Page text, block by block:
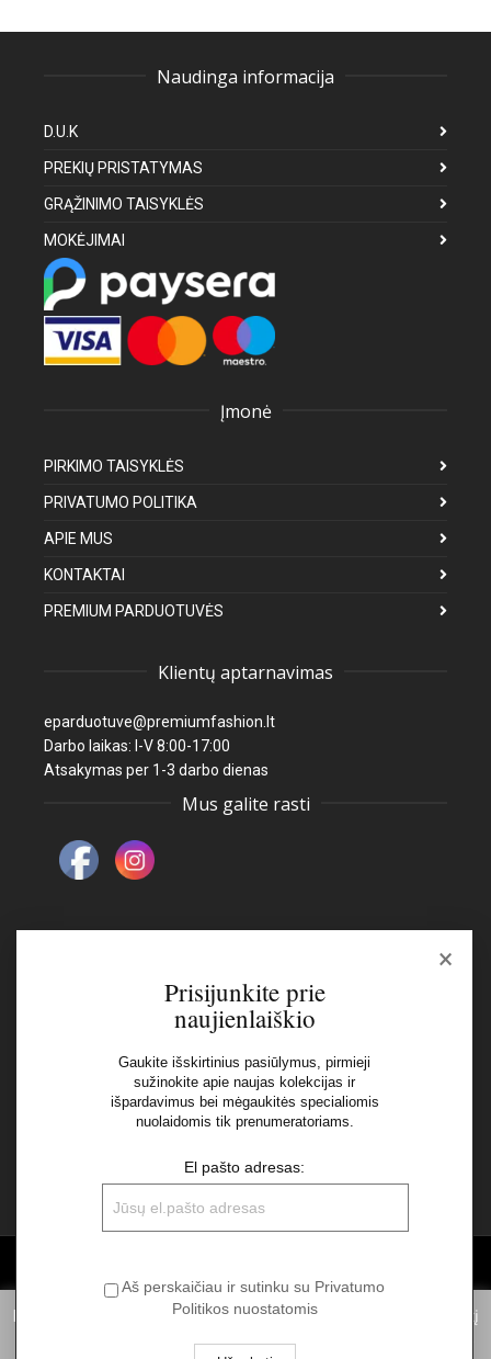
Naudinga informacija
D.U.K
PREKIŲ PRISTATYMAS
GRĄŽINIMO TAISYKLĖS
MOKĖJIMAI
Įmonė
PIRKIMO TAISYKLĖS
PRIVATUMO POLITIKA
APIE MUS
KONTAKTAI
PREMIUM PARDUOTUVĖS
Klientų aptarnavimas
eparduotuve@premiumfashion.lt
Darbo laikas: I-V 8:00-17:00
Atsakymas per 1-3 darbo dienas
Mus galite rasti
Naujienlaiškis
Aš perskaičiau ir sutinku su Privatumo Politikos
Informuojame, kad norėdami suteikti Jums pačią geriausią patirtį
naudojantis mūsų svetainę, statistiniais tikslais mes naudojame
×
Prisijunkite prie
naujienlaiškio
Gaukite išskirtinius pasiūlymus, pirmieji
sužinokite apie naujas kolekcijas ir
išpardavimus bei mėgaukitės specialiomis
nuolaidomis tik prenumeratoriams.
El pašto adresas:
Aš perskaičiau ir sutinku su Privatumo
Politikos nuostatomis